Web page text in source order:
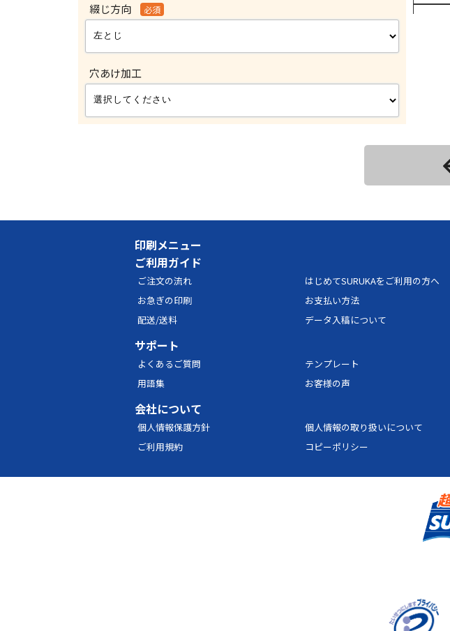
綴じ方向 必須
穴あけ加工
34
36
40
52
54
60
印刷メニュー
ご利用ガイド
ご注文の流れ はじめてSURUKAをご利用の方へ
お急ぎの印刷
お支払い方法
配送/送料
データ入稿について
サポート
よくあるご質問 テンプレート
用語集
お客様の声
会社について
個人情報保護方針 個人情報の取り扱いについて
ご利用規約
コピーポリシー